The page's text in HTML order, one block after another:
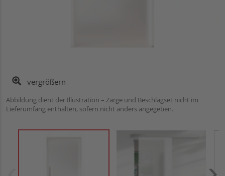
vergrößern
Abbildung dient der Illustration – Zarge und Beschlagset nicht im
Lieferumfang enthalten, sofern nicht anders angegeben.